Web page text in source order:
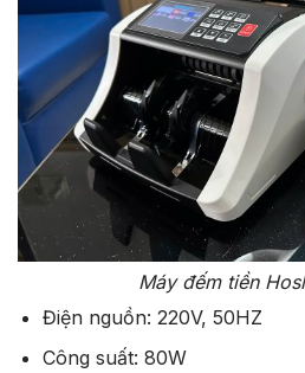
Máy đếm tiền
Điện nguồn: 220V, 50HZ
Công suất: 80W